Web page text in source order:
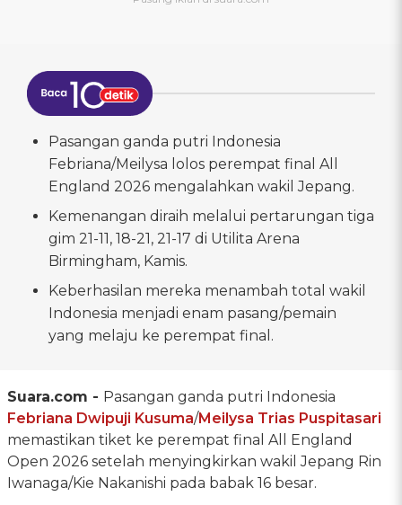
Pasangan ganda putri Indonesia
Febriana/Meilysa lolos perempat final All
England 2026 mengalahkan wakil Jepang.
Kemenangan diraih melalui pertarungan tiga
gim 21-11, 18-21, 21-17 di Utilita Arena
Birmingham, Kamis.
Keberhasilan mereka menambah total wakil
Indonesia menjadi enam pasang/pemain
yang melaju ke perempat final.
Suara.com - Pasangan ganda putri Indonesia
Febriana Dwipuji Kusuma/Meilysa Trias Puspitasari
memastikan tiket ke perempat final All England
Open 2026 setelah menyingkirkan wakil Jepang Rin
Iwanaga/Kie Nakanishi pada babak 16 besar.